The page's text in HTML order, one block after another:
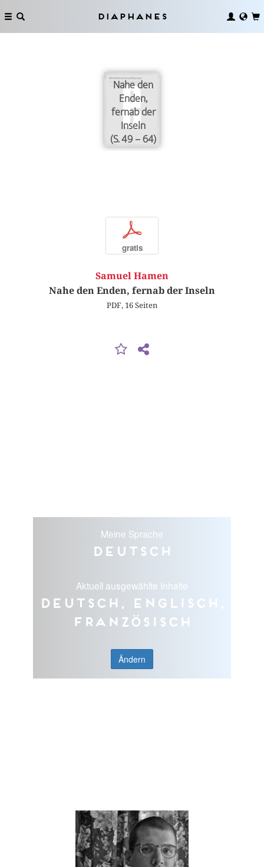
Diaphanes
Nahe den
Enden,
fernab der
Inseln
(S. 49 – 64)
p
gratis
Samuel Hamen
Nahe den Enden, fernab der Inseln
PDF, 16 Seiten
Meine Sprache
Deutsch
Aktuell ausgewählte Inhalte
Deutsch, Englisch,
Französisch
Ändern